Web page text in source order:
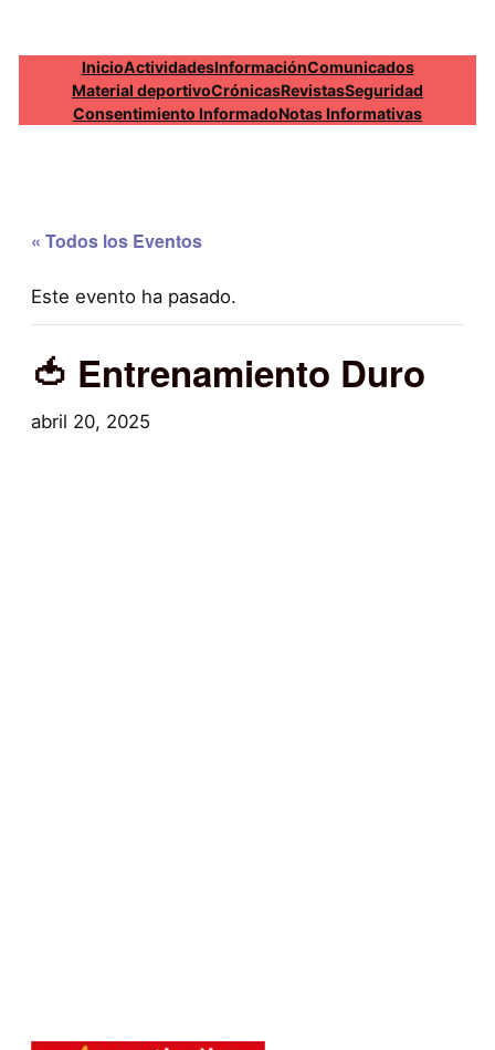
InicioActividadesInformaciónComunicados
Material deportivoCrónicasRevistasSeguridad
Consentimiento InformadoNotas Informativas
« Todos los Eventos
Este evento ha pasado.
🍅 Entrenamiento Duro
abril 20, 2025